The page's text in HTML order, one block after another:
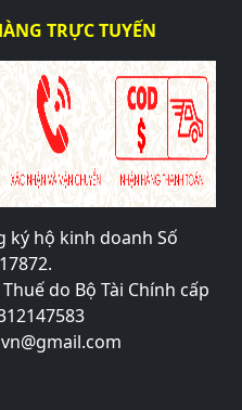
TRỰC TUYẾN
ký hộ kinh doanh Số
do Bộ Tài Chính cấp